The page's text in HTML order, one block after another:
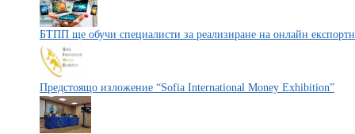
БТПП ще обучи специалисти за реализиране на онлайн
Предстоящо изложение “Sofia International Money Exhibition”